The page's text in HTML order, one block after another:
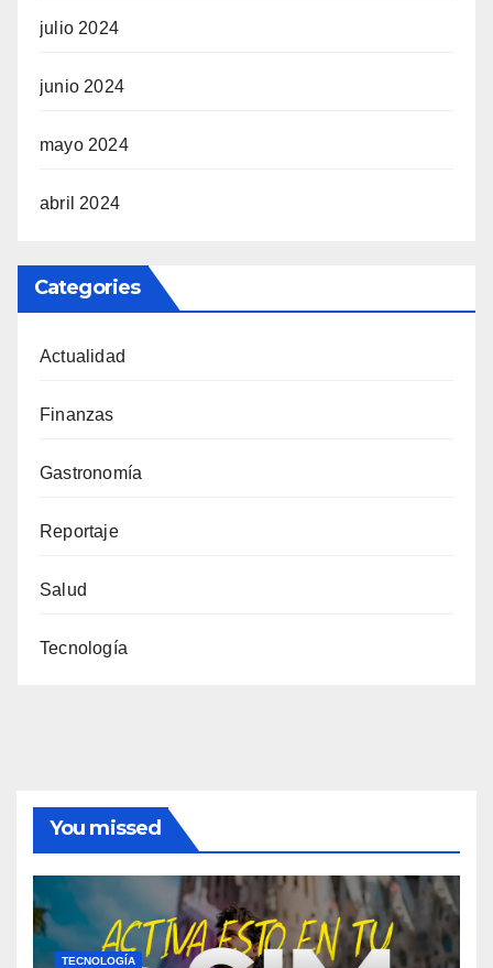
julio 2024
junio 2024
mayo 2024
abril 2024
Categories
Actualidad
Finanzas
Gastronomía
Reportaje
Salud
Tecnología
You missed
TECNOLOGÍA